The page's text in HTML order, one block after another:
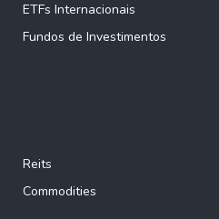
ETFs Internacionais
Fundos de Investimentos
Reits
Commodities